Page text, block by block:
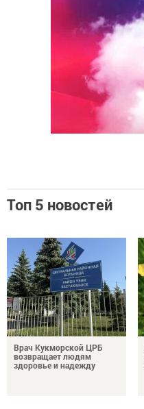
Топ 5 новостей
Врач Кукморской ЦРБ
возвращает людям
здоровье и надежду